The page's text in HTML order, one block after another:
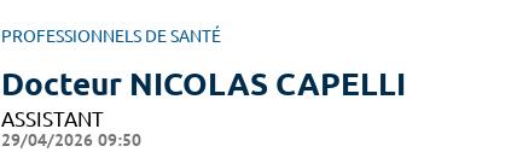
PROFESSIONNELS DE SANTÉ
Docteur NICOLAS CAPELLI
ASSISTANT
29/04/2026 09:50